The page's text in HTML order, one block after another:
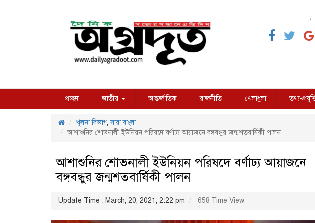
,
প্রচ্ছদ জাতীয় আন্তর্জাতিক রাজনীতি খেলাধুলা তথ্য-
খুলনা বিভাগ,সারা বাংলা
আশাশুনির শােভনালী ইউনিয়ন পরিষদে বর্ণাঢ্য আয়াজনে বঙ্গবন্ধুর জন্মশতবার্ষিকী পালন
আশাশুনির শােভনালী ইউনিয়ন পরিষদে বর্ণাঢ্য আয়াজনে
বঙ্গবন্ধুর জন্মশতবার্ষিকী পালন
Update Time : March, 20, 2021, 2:22 pm 658 Time View